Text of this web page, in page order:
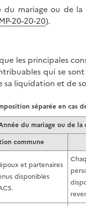
mariage ou de
20-20-20).
les principales
qui se
sa liquidation et de
du mariage ou de la
commune
et partenaires
disponibles
séparée en cas